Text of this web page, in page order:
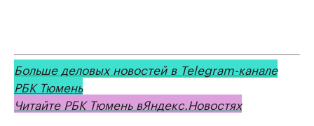
Больше деловых новостей в Telegram-канале
РБК Тюмень
Читайте РБК Тюмень вЯндекс.Новостях